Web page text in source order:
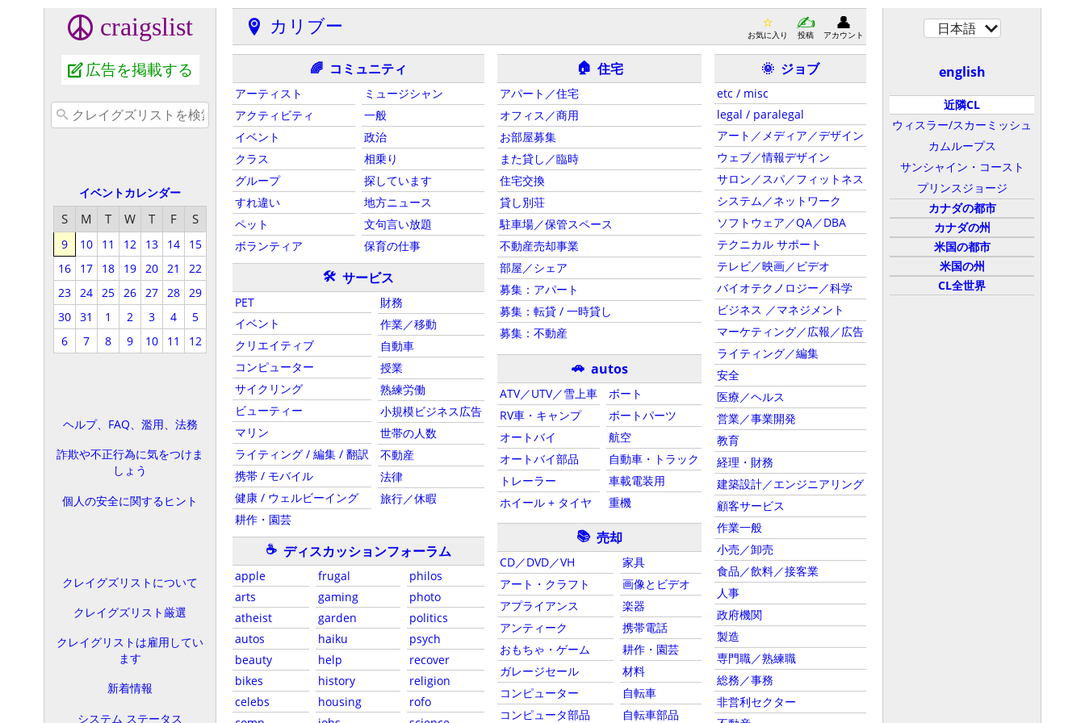
craigslist
広告を掲載する
イベントカレンダー
S M T W T F S
9 10 11 12 13 14
15
16
17 18 19 20 21
22
23 24 25 26 27 28 29
30 31 1 2 3 4
5
6
7 8 9 10 11 12
ヘルプ、FAQ、濫用、法務
詐欺や不正行為に気をつけま
しょう
個人の安全に関するヒント
クレイグズリストについて
クレイグズリスト厳選
クレイグリストは雇用してい
ます
新着情報
システム ステータス
カリブー お気に入り 投稿 アカウント
🌈 コミュニティ
アーティスト
アクティビティ
イベント
クラス
グループ
すれ違い
ペット
ボランティア
ミュージシャン
一般
政治
相乗り
探しています
地方ニュース
文句言い放題
保育の仕事
🛠 サービス
PET
イベント
クリエイティブ
コンピューター
サイクリング
ビューティー
マリン
ライティング / 編集 / 翻訳
携帯 / モバイル
健康 / ウェルビーイング
耕作・園芸
財務
作業／移動
自動車
授業
熟練労働
小規模ビジネス広告
世帯の人数
不動産
法律
旅行／休暇
☕ ディスカッションフォーラム
apple
arts
atheist
autos
beauty
bikes
celebs
frugal
gaming
garden
haiku
help
history
housing
philos
photo
politics
psych
recover
religion
rofo
🏠 住宅
アパート／住宅
オフィス／商用
お部屋募集
また貸し／臨時
住宅交換
貸し別荘
駐車場／保管スペース
不動産売却事業
部屋／シェア
募集：アパート
募集：転貸 / 一時貸し
募集：不動産
🚗 autos
ATV／UTV／雪上車
RV車・キャンプ
オートバイ
オートバイ部品
トレーラー
ホイール + タイヤ
ボート
ボートパーツ
航空
自動車・トラック
車載電装用
重機
📚 売却
CD／DVD／VH
アート・クラフト
アプライアンス
アンティーク
おもちゃ・ゲーム
ガレージセール
コンピューター
コンピュータ部品
家具
画像とビデオ
楽器
携帯電話
耕作・園芸
材料
自転車
自転車部品
🌞 ジョブ
etc / misc
legal / paralegal
アート／メディア／デザイン
ウェブ／情報デザイン
サロン／スパ／フィットネス
システム／ネットワーク
ソフトウェア／QA／DBA
テクニカル サポート
テレビ／映画／ビデオ
バイオテクノロジー／科学
ビジネス ／マネジメント
マーケティング／広報／広告
ライティング／編集
安全
医療／ヘルス
営業／事業開発
教育
経理・財務
建築設計／エンジニアリング
顧客サービス
作業一般
小売／卸売
食品／飲料／接客業
人事
政府機関
製造
専門職／熟練職
総務／事務
非営利セクター
日本語
english
近隣CL
ウィスラー/スカーミッシュ
カムループス
サンシャイン・コースト
プリンスジョージ
カナダの都市
カナダの州
米国の都市
米国の州
CL全世界